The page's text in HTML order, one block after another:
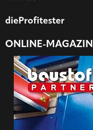
dieProfitester
ONLINE-MAGAZIN